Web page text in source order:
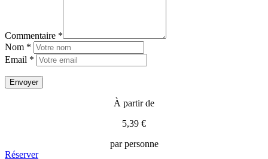
Commentaire *
Nom *
Email *
À partir de
5,39 €
par personne
Réserver